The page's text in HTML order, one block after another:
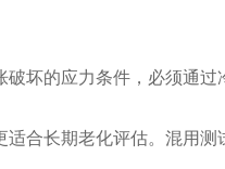
坏的应力条件，必须通过
合长期老化评估。混用测